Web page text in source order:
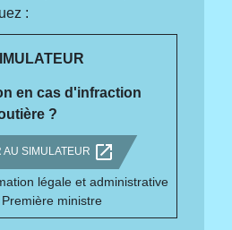
:
en cas d'infraction
?
AU SIMULATEUR open_in_new
légale et administrative
ministre